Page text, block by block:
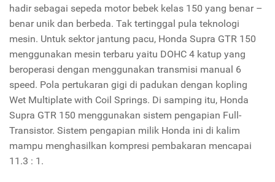
hadir sebagai sepeda motor bebek kelas 150 yang benar –
benar unik dan berbeda. Tak tertinggal pula teknologi
mesin. Untuk sektor jantung pacu, Honda Supra GTR 150
menggunakan mesin terbaru yaitu DOHC 4 katup yang
beroperasi dengan menggunakan transmisi manual 6
speed. Pola pertukaran gigi di padukan dengan kopling
Wet Multiplate with Coil Springs. Di samping itu, Honda
Supra GTR 150 menggunakan sistem pengapian Full-
Transistor. Sistem pengapian milik Honda ini di kalim
mampu menghasilkan kompresi pembakaran mencapai
11.3 : 1.